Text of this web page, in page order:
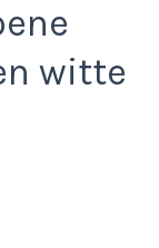
witte